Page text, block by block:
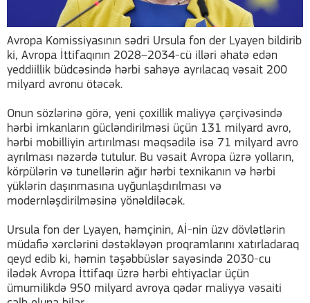
Avropa Komissiyasının sədri Ursula fon der Lyayen bildirib
ki, Avropa İttifaqının 2028–2034-cü illəri əhatə edən
yeddiillik büdcəsində hərbi sahəyə ayrılacaq vəsait 200
milyard avronu ötəcək.
Onun sözlərinə görə, yeni çoxillik maliyyə çərçivəsində
hərbi imkanların gücləndirilməsi üçün 131 milyard avro,
hərbi mobilliyin artırılması məqsədilə isə 71 milyard avro
ayrılması nəzərdə tutulur. Bu vəsait Avropa üzrə yolların,
körpülərin və tunellərin ağır hərbi texnikanın və hərbi
yüklərin daşınmasına uyğunlaşdırılması və
modernləşdirilməsinə yönəldiləcək.
Ursula fon der Lyayen, həmçinin, Aİ-nin üzv dövlətlərin
müdafiə xərclərini dəstəkləyən proqramlarını xatırladaraq
qeyd edib ki, həmin təşəbbüslər sayəsində 2030-cu
ilədək Avropa İttifaqı üzrə hərbi ehtiyaclar üçün
ümumilikdə 950 milyard avroya qədər maliyyə vəsaiti